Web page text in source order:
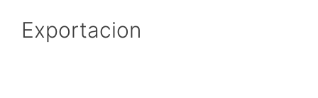
Exportacion